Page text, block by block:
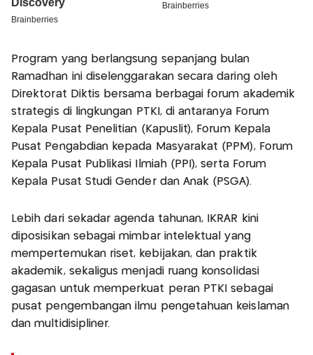
Program yang berlangsung sepanjang bulan
Ramadhan ini diselenggarakan secara daring oleh
Direktorat Diktis bersama berbagai forum akademik
strategis di lingkungan PTKI, di antaranya Forum
Kepala Pusat Penelitian (Kapuslit), Forum Kepala
Pusat Pengabdian kepada Masyarakat (PPM), Forum
Kepala Pusat Publikasi Ilmiah (PPI), serta Forum
Kepala Pusat Studi Gender dan Anak (PSGA).
Lebih dari sekadar agenda tahunan, IKRAR kini
diposisikan sebagai mimbar intelektual yang
mempertemukan riset, kebijakan, dan praktik
akademik, sekaligus menjadi ruang konsolidasi
gagasan untuk memperkuat peran PTKI sebagai
pusat pengembangan ilmu pengetahuan keislaman
dan multidisipliner.